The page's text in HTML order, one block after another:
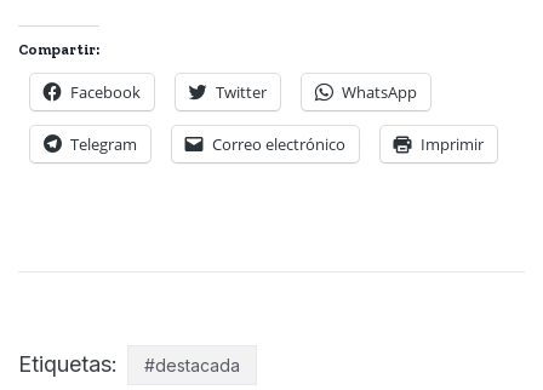
Compartir:
Facebook Twitter WhatsApp
Telegram Correo electrónico Imprimir
Etiquetas: #destacada